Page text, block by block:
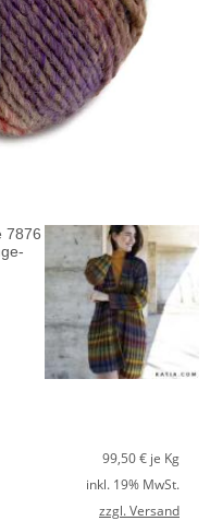
99,50€ je Kg
inkl. 19% MwSt.
zzgl. Versand